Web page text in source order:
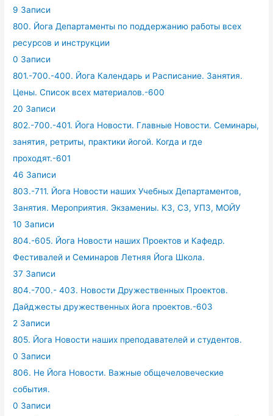
9 Записи
800. Йога Департаменты по поддержанию работы всех
ресурсов и инструкции
0 Записи
801.-700.-400. Йога Календарь и Расписание. Занятия.
Цены. Список всех материалов.-600
20 Записи
802.-700.-401. Йога Новости. Главные Новости. Семинары,
занятия, ретриты, практики йогой. Когда и где
проходят.-601
46 Записи
803.-711. Йога Новости наших Учебных Департаментов,
Занятия. Мероприятия. Экзамениы. КЗ, СЗ, УПЗ, МОЙУ
10 Записи
804.-605. Йога Новости наших Проектов и Кафедр.
Фестивалей и Семинаров Летняя Йога Школа.
37 Записи
804.-700.- 403. Новости Дружественных Проектов.
Дайджесты дружественных йога проектов.-603
2 Записи
805. Йога Новости наших преподавателей и студентов.
0 Записи
806. Не Йога Новости. Важные общечеловеческие
события.
0 Записи